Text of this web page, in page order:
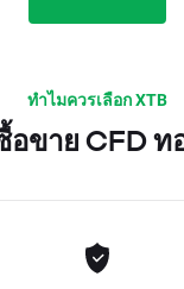
ทำไมควรเลือก XTB
ขาย CFD ท